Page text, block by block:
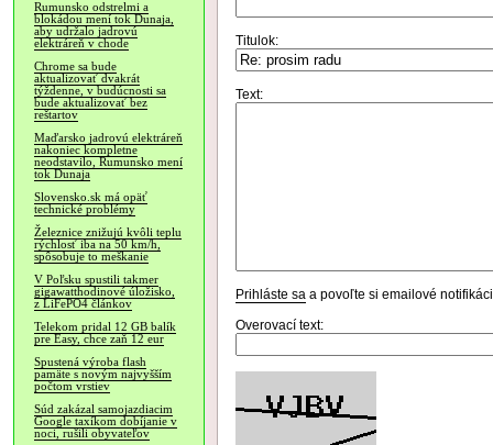
Rumunsko odstrelmi a
blokádou mení tok Dunaja,
aby udržalo jadrovú
elektráreň v chode
Chrome sa bude
aktualizovať dvakrát
týždenne, v budúcnosti sa
bude aktualizovať bez
reštartov
Maďarsko jadrovú elektráreň
nakoniec kompletne
neodstavilo, Rumunsko mení
tok Dunaja
Slovensko.sk má opäť
technické problémy
Železnice znižujú kvôli teplu
rýchlosť iba na 50 km/h,
spôsobuje to meškanie
V Poľsku spustili takmer
gigawatthodinové úložisko,
z LiFePO4 článkov
Telekom pridal 12 GB balík
pre Easy, chce zaň 12 eur
Spustená výroba flash
pamäte s novým najvyšším
počtom vrstiev
Súd zakázal samojazdiacim
Google taxíkom dobíjanie v
noci, rušili obyvateľov
Titulok:
Text:
Prihláste sa a povoľte si emailové
Overovací text: